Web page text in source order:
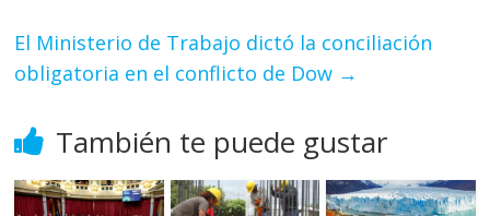
El Ministerio de Trabajo dictó la conciliación
obligatoria en el conflicto de Dow →
También te puede gustar